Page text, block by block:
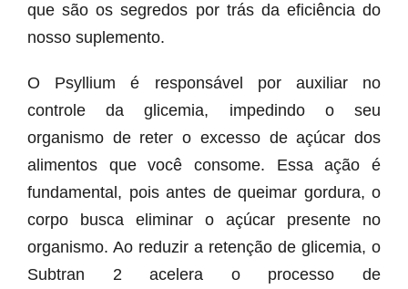
que são os segredos por trás da eficiência do
nosso suplemento.
O Psyllium é responsável por auxiliar no
controle da glicemia, impedindo o seu
organismo de reter o excesso de açúcar dos
alimentos que você consome. Essa ação é
fundamental, pois antes de queimar gordura, o
corpo busca eliminar o açúcar presente no
organismo. Ao reduzir a retenção de glicemia, o
Subtran 2 acelera o processo de